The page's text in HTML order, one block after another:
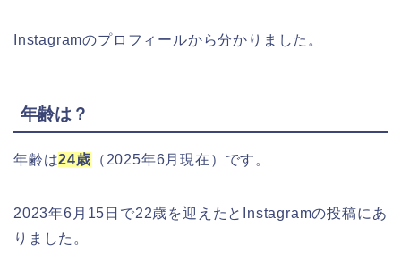
Instagramのプロフィールから分かりました。
年齢は？
年齢は24歳 （2025年6月現在）です。
2023年6月15日で22歳を迎えたとInstagramの投稿にあ
りました。